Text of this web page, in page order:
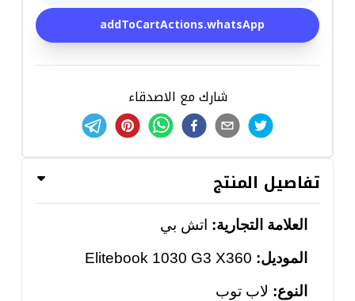
addToCartActions.whatsApp
شارك مع الاصدقاء
تفاصيل المنتج
العلامة التجارية: اتش بي
الموديل: Elitebook 1030 G3 X360
النوع: لاب توب